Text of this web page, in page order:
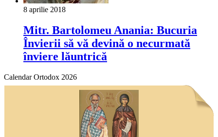
8 aprilie 2018
Mitr. Bartolomeu Anania: Bucuria
Învierii să vă devină o necurmată
înviere lăuntrică
Calendar Ortodox 2026